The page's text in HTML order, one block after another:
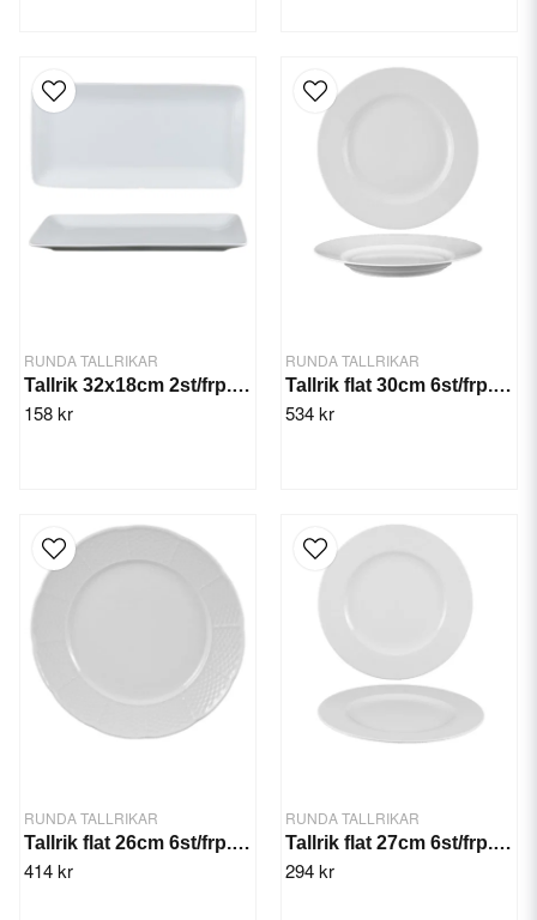
RUNDA TALLRIKAR
Tallrik 32x18cm 2st/frp. Quadro
158 kr
RUNDA TALLRIKAR
Tallrik flat 30cm 6st/frp. Rita
534 kr
RUNDA TALLRIKAR
Tallrik flat 26cm 6st/frp. Natalie
414 kr
RUNDA TALLRIKAR
Tallrik flat 27cm 6st/frp. Emily
294 kr